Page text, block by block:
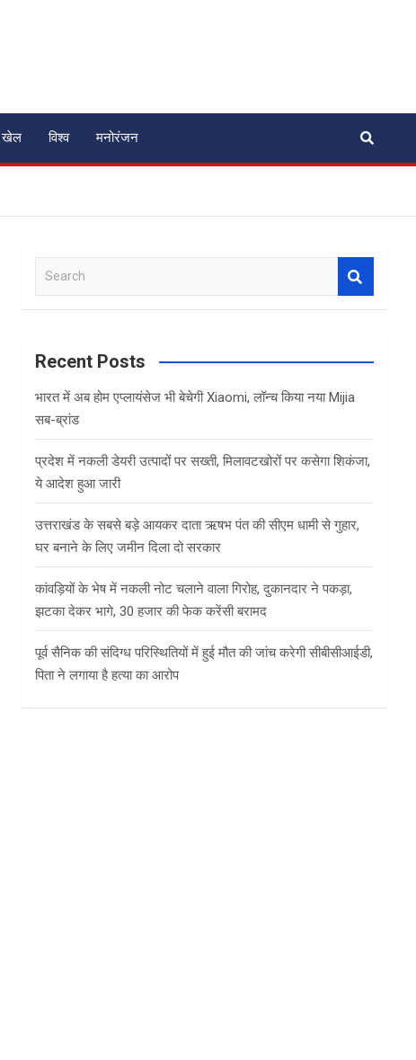
खेल विश्व मनोरंजन
a
c
Recent Posts
भारत में अब होम एप्लायंसेज भी बेचेगी Xiaomi, लॉन्च किया नया Mijia
सब-ब्रांड
प्रदेश में नकली डेयरी उत्पादों पर सख्ती, मिलावटखोरों पर कसेगा शिकंजा,
ये आदेश हुआ जारी
उत्तराखंड के सबसे बड़े आयकर दाता ऋषभ पंत की सीएम धामी से गुहार,
घर बनाने के लिए जमीन दिला दो सरकार
कांवड़ियों के भेष में नकली नोट चलाने वाला गिरोह, दुकानदार ने पकड़ा,
झटका देकर भागे, 30 हजार की फेक करेंसी बरामद
पूर्व सैनिक की संदिग्ध परिस्थितियों में हुई मौत की जांच करेगी सीबीसीआईडी,
पिता ने लगाया है हत्या का आरोप